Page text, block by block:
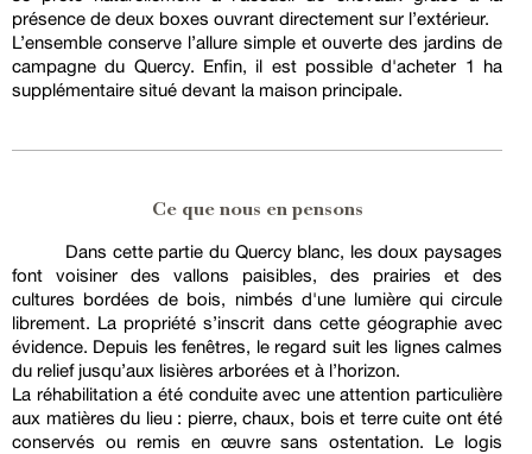
présence de deux boxes ouvrant directement sur l’extérieur.
L’ensemble conserve l’allure simple et ouverte des jardins de
campagne du Quercy. Enfin, il est possible d'acheter 1 ha
supplémentaire situé devant la maison principale.
Ce que nous en pensons
Dans cette partie du Quercy blanc, les doux paysages
font voisiner des vallons paisibles, des prairies et des
cultures bordées de bois, nimbés d'une lumière qui circule
librement. La propriété s’inscrit dans cette géographie avec
évidence. Depuis les fenêtres, le regard suit les lignes calmes
du relief jusqu’aux lisières arborées et à l’horizon.
La réhabilitation a été conduite avec une attention particulière
aux matières du lieu : pierre, chaux, bois et terre cuite ont été
conservés ou remis en œuvre sans ostentation. Le logis